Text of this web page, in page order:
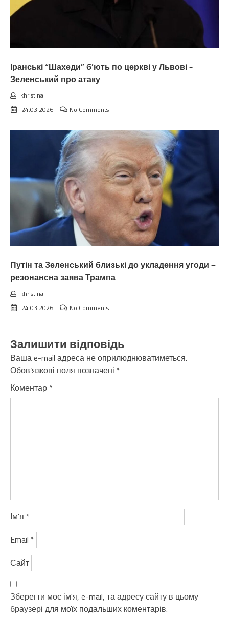
Іранські “Шахеди” б’ють по церкві у Львові –
Зеленський про атаку
khristina
24.03.2026
No Comments
Путін та Зеленський близькі до укладення угоди —
резонансна заява Трампа
khristina
24.03.2026
No Comments
Залишити відповідь
Ваша e-mail адреса не оприлюднюватиметься.
Обов’язкові поля позначені *
Коментар *
Ім'я *
Email *
Сайт
Зберегти моє ім'я, e-mail, та адресу сайту в цьому
браузері для моїх подальших коментарів.